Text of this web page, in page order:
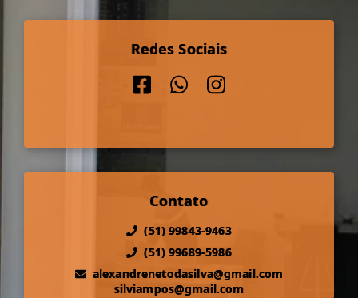
Redes Sociais
Contato
(51) 99843-9463
(51) 99689-5986
alexandrenetodasilva@gmail.com
silviampos@gmail.com